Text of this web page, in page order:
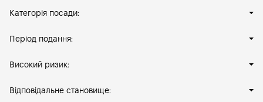
Категорія посади:
Період подання:
Високий ризик:
Відповідальне становище: